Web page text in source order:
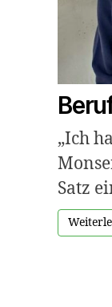
„Ich
Satz